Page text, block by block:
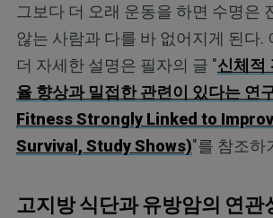
그보다 더 오래 운동을 하면 수명은
않는 사람과 다를 바 없어지게 된다.
더 자세한 설명은 필자의 글 "신체적
율 향상과 밀접한 관련이 있다는 연
Fitness Strongly Linked to
Survival, Study Shows)"를 참조하
고지방 식단과 유방암의 연관